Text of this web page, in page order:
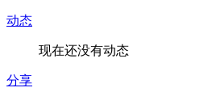
动态
现在还没有动态
分享